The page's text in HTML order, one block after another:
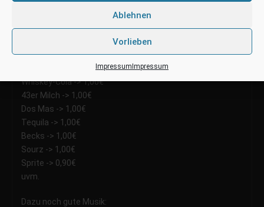
Ablehnen
Vorlieben
Impressum Impressum
(bis 22:30)
ALLE OFFENEN GETRÄNKE 1€
Jägermeister-Fanta -> 1,00€
Vodka-Energy -> 1,00€
Whiskey-Cola -> 1,00€
43er Milch -> 1,00€
Dos Mas -> 1,00€
Tequila -> 1,00€
Becks -> 1,00€
Sourz -> 1,00€
Sprite -> 0,90€
uvm.
Dazu noch gute Musik: